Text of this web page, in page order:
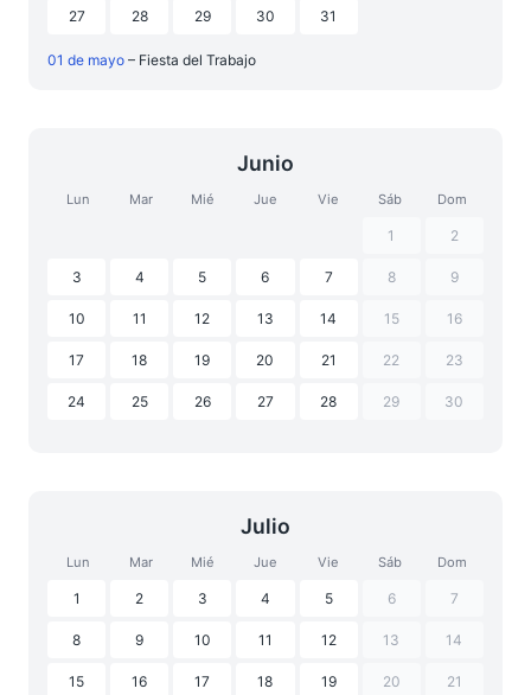
27 28 29 30 31
01 de mayo – Fiesta del Trabajo
Junio
Lun Mar Mié Jue Vie Sáb Dom
1 2
3 4 5 6 7 8 9
10 11 12 13 14 15 16
17 18 19 20 21 22 23
24 25 26 27 28 29 30
Julio
Lun Mar Mié Jue Vie Sáb Dom
1 2 3 4 5 6 7
8 9 10 11 12 13 14
15 16 17 18 19 20 21